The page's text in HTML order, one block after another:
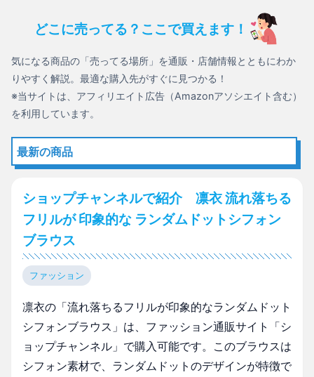
どこに売ってる？ここで買えます！
気になる商品の「売ってる場所」を通販・店舗情報とともにわか
りやすく解説。最適な購入先がすぐに見つかる！
※当サイトは、アフィリエイト広告（Amazonアソシエイト含む）
を利用しています。
最新の商品
ショップチャンネルで紹介 凛衣 流れ落ちる
フリルが 印象的な ランダムドットシフォン
ブラウス
ファッション
凛衣の「流れ落ちるフリルが印象的なランダムドット
シフォンブラウス」は、ファッション通販サイト「シ
ョップチャンネル」で購入可能です。このブラウスは
シフォン素材で、ランダムドットのデザインが特徴で